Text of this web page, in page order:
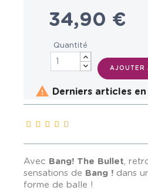
34,90 €
Quantité
AJOUTER
 Derniers articles
Avec Bang! The Bullet,
sensations de Bang ! dans
forme de balle !